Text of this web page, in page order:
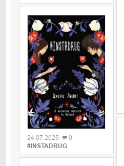
0
24.07.2025
0
#INSTADRUG